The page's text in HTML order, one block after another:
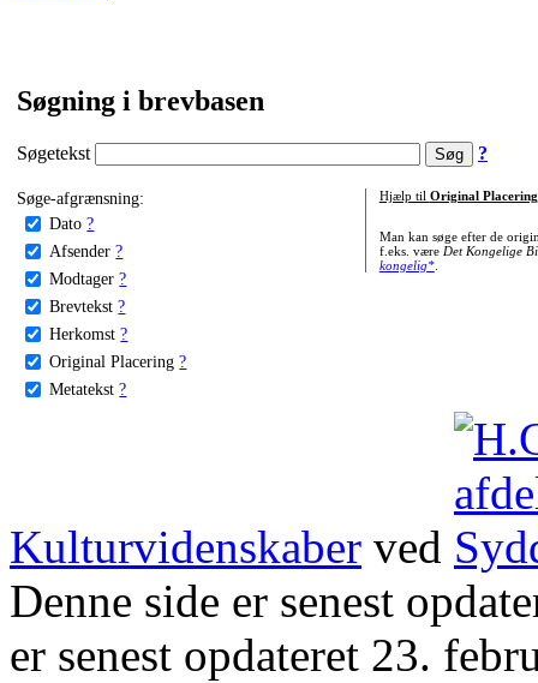
Søgning i brevbasen
Søgetekst ?
Søge-afgrænsning:
Dato ?
Afsender ?
Modtager ?
Brevtekst ?
Herkomst ?
Original Placering ?
Metatekst ?
Hjælp til Original Placering
Man kan søge efter de
f.eks. være Det Kongelige
kongelig*.
Kulturvidenskaber ved
Denne side er senest
er senest opdateret 23.